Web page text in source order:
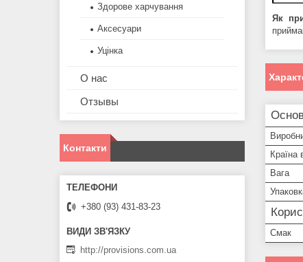
Як
Країна
Вага
Смак
Здорове харчування
Аксесуари
Уцінка
О нас
Отзывы
Контакти
+380 (93) 431-83-23
http://provisions.com.ua